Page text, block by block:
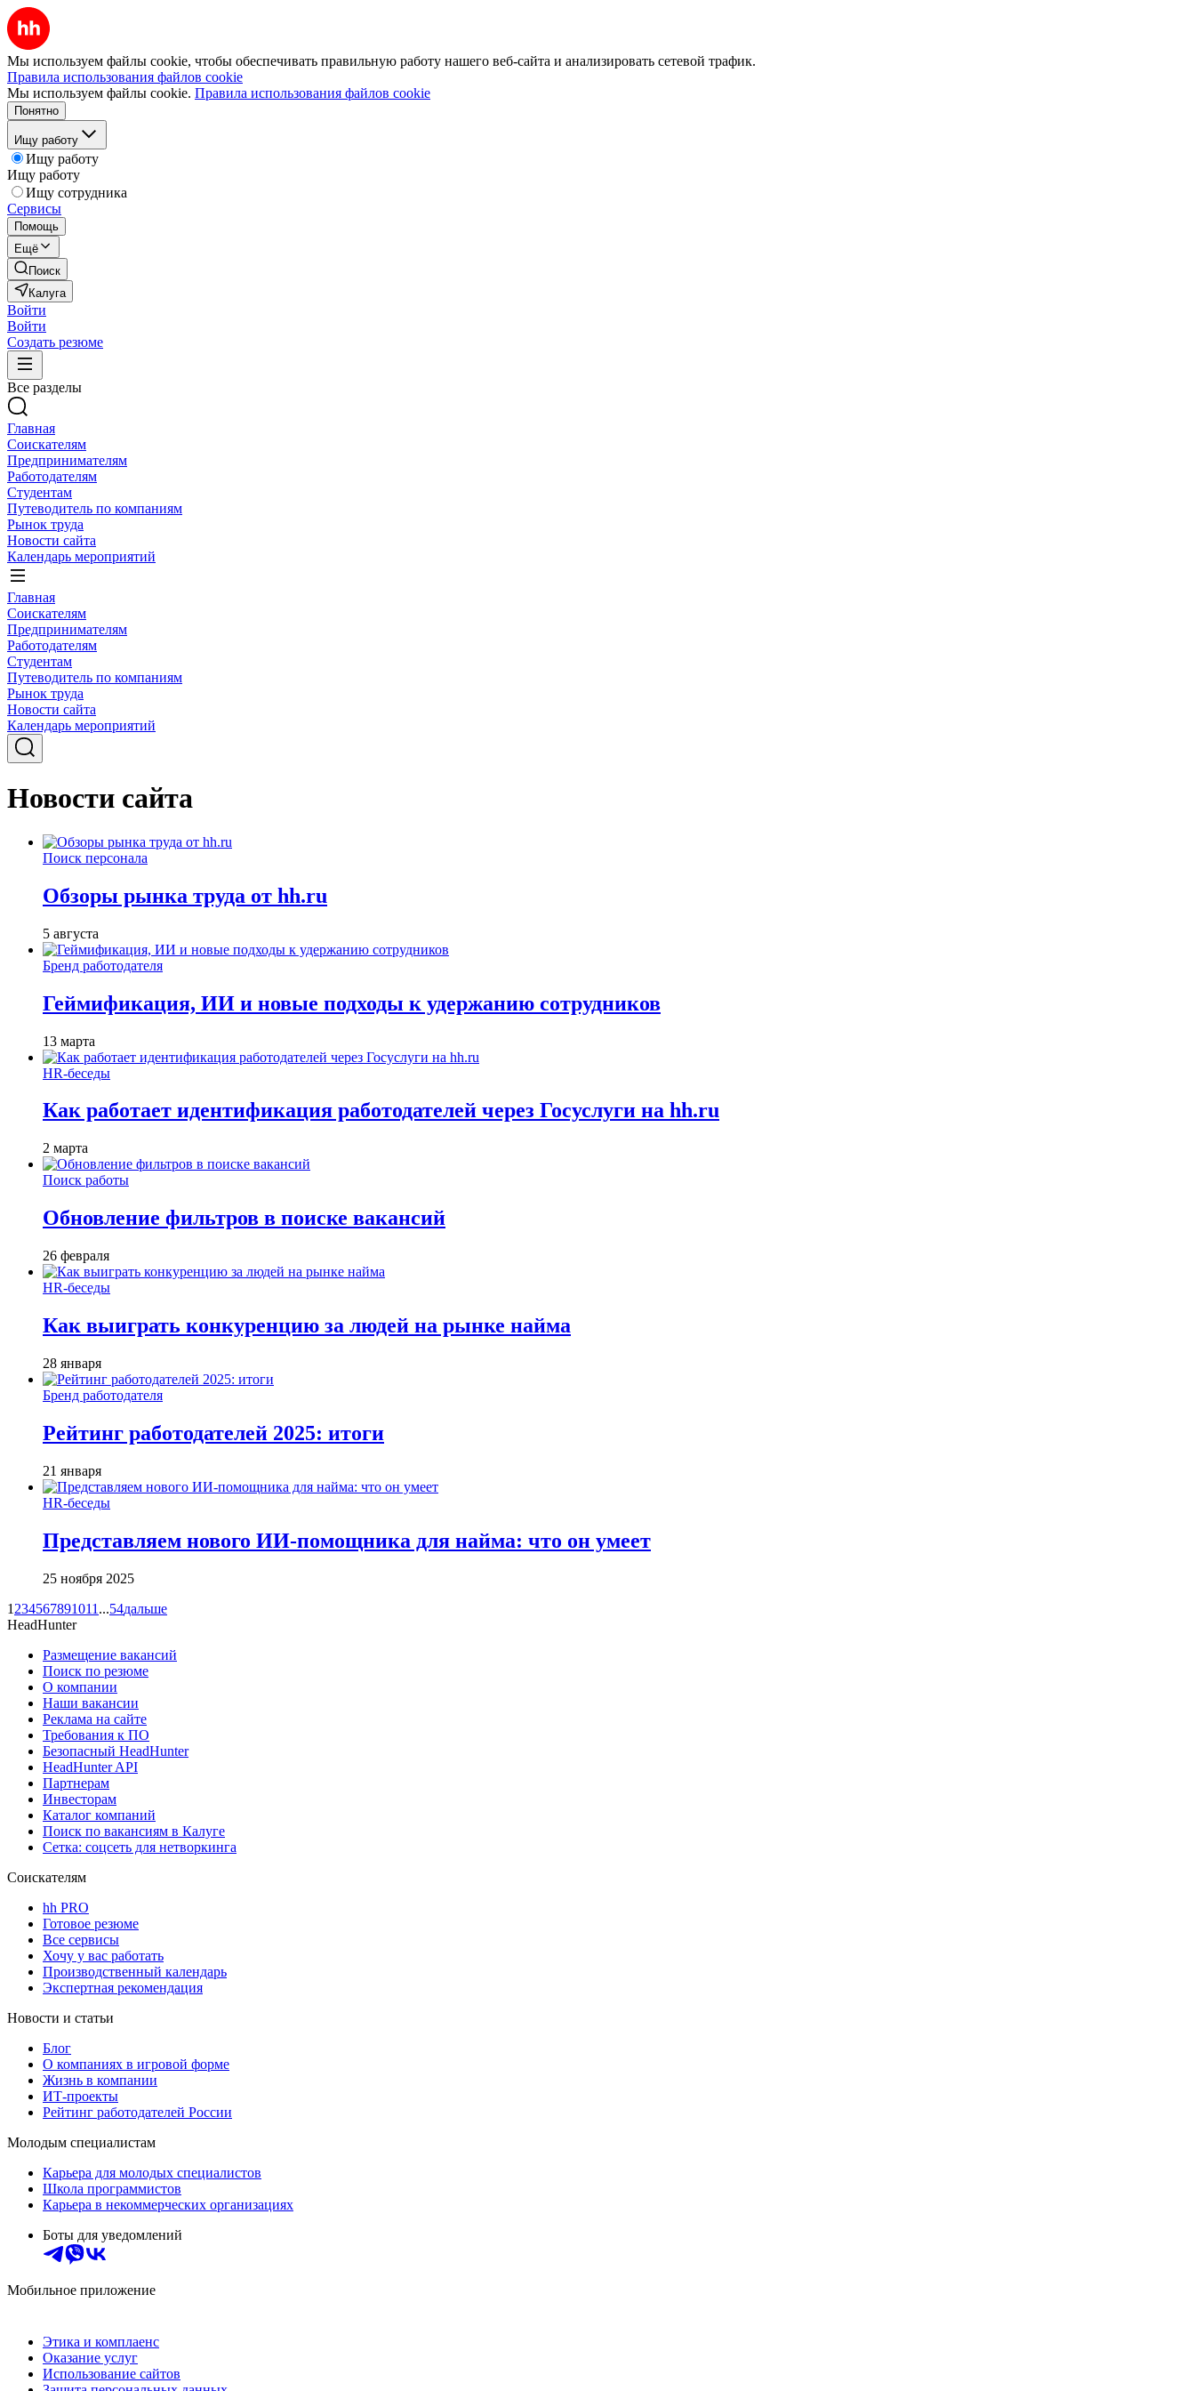
Мы используем файлы cookie, чтобы обеспечивать правильную работу нашего веб-сайта и анализировать сетевой трафик.
Правила использования файлов cookie
Мы используем файлы cookie. Правила использования файлов cookie
Понятно
Ищу работу
Ищу работу
Ищу работу
Ищу сотрудника
Сервисы
Помощь
Ещё
Поиск
Калуга
Войти
Войти
Создать резюме
Все разделы
Главная
Соискателям
Предпринимателям
Работодателям
Студентам
Путеводитель по компаниям
Рынок труда
Новости сайта
Календарь мероприятий
Главная
Соискателям
Предпринимателям
Работодателям
Студентам
Путеводитель по компаниям
Рынок труда
Новости сайта
Календарь мероприятий
Новости сайта
Поиск персонала
Обзоры рынка труда от hh.ru
5 августа
Бренд работодателя
Геймификация, ИИ и новые подходы к удержанию сотрудников
13 марта
HR-беседы
Как работает идентификация работодателей через Госуслуги на hh.ru
2 марта
Поиск работы
Обновление фильтров в поиске вакансий
26 февраля
HR-беседы
Как выиграть конкуренцию за людей на рынке найма
28 января
Бренд работодателя
Рейтинг работодателей 2025: итоги
21 января
HR-беседы
Представляем нового ИИ-помощника для найма: что он умеет
25 ноября 2025
1 234567891011 ...54дальше
HeadHunter
Размещение вакансий
Поиск по резюме
О компании
Наши вакансии
Реклама на сайте
Требования к ПО
Безопасный HeadHunter
HeadHunter API
Партнерам
Инвесторам
Каталог компаний
Поиск по вакансиям в Калуге
Сетка: соцсеть для нетворкинга
Соискателям
hh PRO
Готовое резюме
Все сервисы
Хочу у вас работать
Производственный календарь
Экспертная рекомендация
Новости и статьи
Блог
О компаниях в игровой форме
Жизнь в компании
ИТ-проекты
Рейтинг работодателей России
Молодым специалистам
Карьера для молодых специалистов
Школа программистов
Карьера в некоммерческих организациях
Боты для уведомлений
Мобильное приложение
Этика и комплаенс
Оказание услуг
Использование сайтов